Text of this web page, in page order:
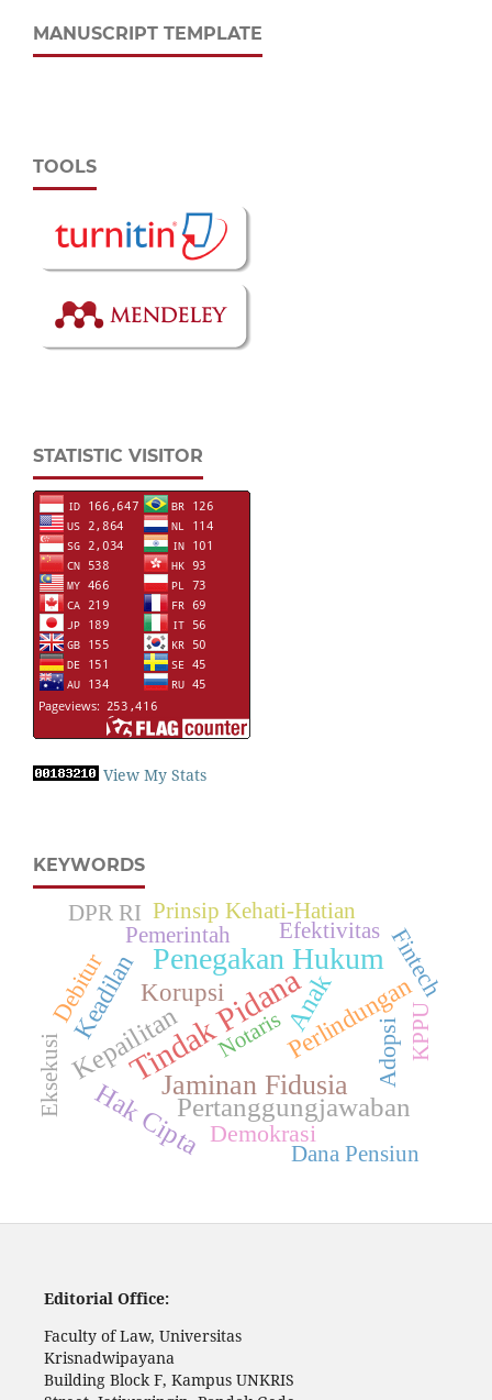
MANUSCRIPT TEMPLATE
TOOLS
STATISTIC VISITOR
View My Stats
KEYWORDS
Tindak Pidana
Penegakan Hukum
Jaminan Fidusia
Pertanggungjawaban
Hak Cipta
Kepailitan Anak
Perlindungan
Korupsi
Keadilan
Debitur
Demokrasi
Fintech
Adopsi
Eksekusi Notaris
Pemerintah Efektivitas
Dana Pensiun
KPPU
DPR RI Prinsip Kehati-Hatian
Editorial Office:
Faculty of Law, Universitas
Krisnadwipayana
Building Block F, Kampus UNKRIS